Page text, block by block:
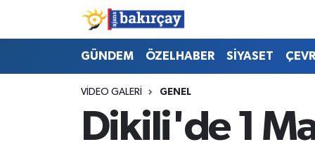
GÜNDEM ÖZELHABER SİYASET
VIDEO GALERI GENEL
Dikili'de 1
İzmir Nöbetçi Eczaneler
İzmir Hava Durumu
İzmir Namaz Vakitleri